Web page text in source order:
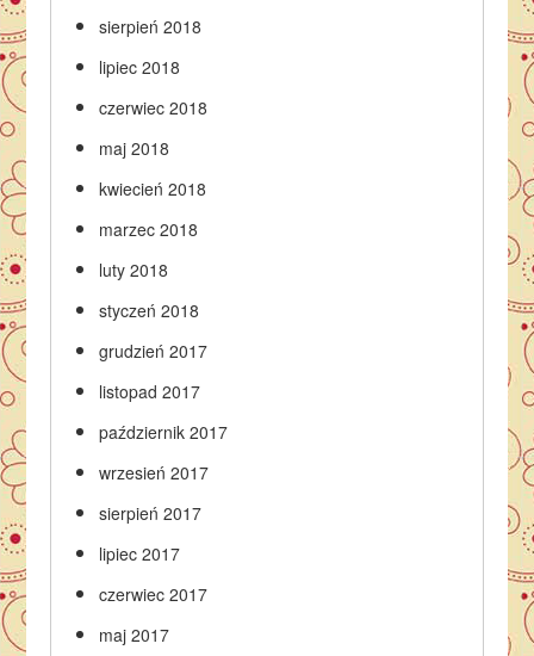
sierpień 2018
lipiec 2018
czerwiec 2018
maj 2018
kwiecień 2018
marzec 2018
luty 2018
styczeń 2018
grudzień 2017
listopad 2017
październik 2017
wrzesień 2017
sierpień 2017
lipiec 2017
czerwiec 2017
maj 2017